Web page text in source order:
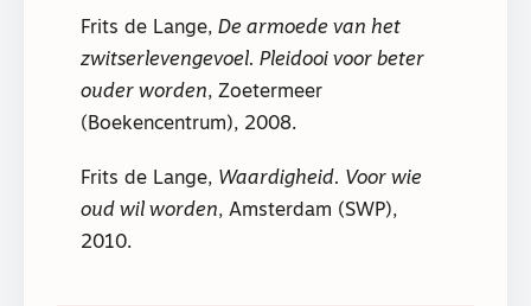
Frits de Lange, De armoede van het
zwitserlevengevoel. Pleidooi voor beter
ouder worden, Zoetermeer
(Boekencentrum), 2008.
Frits de Lange, Waardigheid. Voor wie
oud wil worden, Amsterdam (SWP),
2010.